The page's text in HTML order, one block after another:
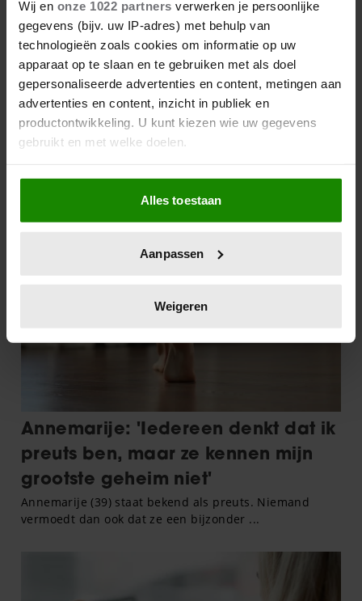
Wij en onze 1022 partners verwerken je persoonlijke
gegevens (bijv. uw IP-adres) met behulp van
technologieën zoals cookies om informatie op uw
apparaat op te slaan en te gebruiken met als doel
gepersonaliseerde advertenties en content, metingen aan
advertenties en content, inzicht in publiek en
productontwikkeling. U kunt kiezen wie uw gegevens
gebruikt en met welke doelen.
Als u het toestaat, willen we ook graag:
Informatie verzamelen over uw geografische
locatie, die tot een paar meter nauwkeurig kan zijn
scannen op specifieke eigenschappen (fingerprinting)
verwerkt en stel uw voorkeuren in het
intrekken in de Cookieverklaring.
en om ons websiteverkeer te analyseren. Ook delen we
informatie over uw gebruik van onze site met onze
partners voor social media, adverteren en analyse. Deze
partners kunnen deze gegevens combineren met andere
informatie die u aan ze heeft verstrekt of die ze hebben
verzameld op basis van uw gebruik van hun services. U
Alles toestaan
Aanpassen
Weigeren